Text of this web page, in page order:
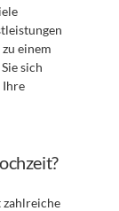
einem
sich
Ihre